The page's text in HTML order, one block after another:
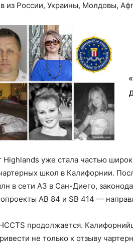
из России, Украины, Молдовы,
Highlands уже стала частью
школ в Калифорнии.
в сети A3 в Сан-Диего,
AB 84 и SB 414 —
продолжается.
не только к отзыву